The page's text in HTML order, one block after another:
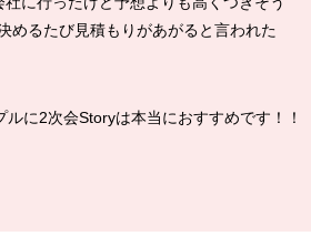
めるたび見積もりがあがると言われた
ルに2次会Storyは本当におすすめです！！